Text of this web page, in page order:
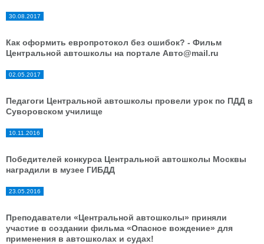
30.08.2017
Как оформить европротокол без ошибок? - Фильм
Центральной автошколы на портале Авто@mail.ru
02.05.2017
Педагоги Центральной автошколы провели урок по ПДД в
Суворовском училище
10.11.2016
Победителей конкурса Центральной автошколы Москвы
наградили в музее ГИБДД
23.05.2016
Преподаватели «Центральной автошколы» приняли
участие в создании фильма «Опасное вождение» для
применения в автошколах и судах!